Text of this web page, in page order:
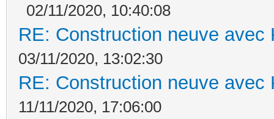
02/11/2020, 10:40:08
RE: Construction neuve avec
03/11/2020, 13:02:30
RE: Construction neuve avec
11/11/2020, 17:06:00